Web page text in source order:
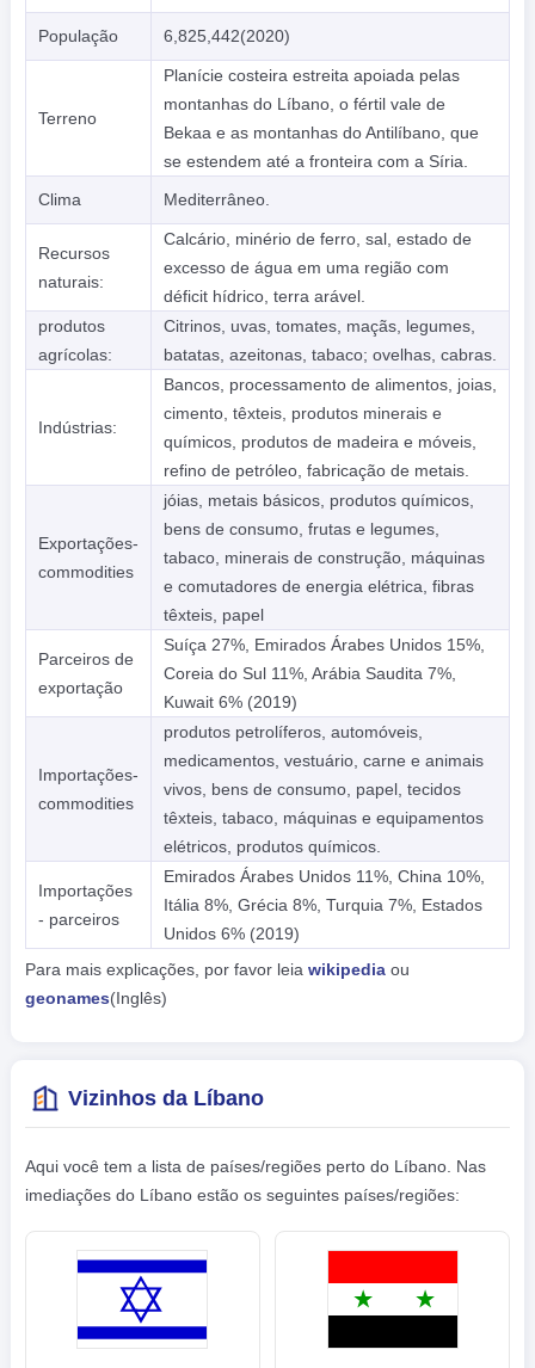
População 6,825,442(2020)
Terreno
Planície costeira estreita apoiada pelas
montanhas do Líbano, o fértil vale de
Bekaa e as montanhas do Antilíbano, que
se estendem até a fronteira com a Síria.
Clima
Mediterrâneo.
Recursos
naturais:
Calcário, minério de ferro, sal, estado de
excesso de água em uma região com
déficit hídrico, terra arável.
produtos
agrícolas:
Citrinos, uvas, tomates, maçãs, legumes,
batatas, azeitonas, tabaco; ovelhas, cabras.
Indústrias:
Bancos, processamento de alimentos, joias,
cimento, têxteis, produtos minerais e
químicos, produtos de madeira e móveis,
refino de petróleo, fabricação de metais.
Exportações-
commodities
jóias, metais básicos, produtos químicos,
bens de consumo, frutas e legumes,
tabaco, minerais de construção, máquinas
e comutadores de energia elétrica, fibras
têxteis, papel
Parceiros de
exportação
Suíça 27%, Emirados Árabes Unidos 15%,
Coreia do Sul 11%, Arábia Saudita 7%,
Kuwait 6% (2019)
Importações-
commodities
produtos petrolíferos, automóveis,
medicamentos, vestuário, carne e animais
vivos, bens de consumo, papel, tecidos
têxteis, tabaco, máquinas e equipamentos
elétricos, produtos químicos.
Importações
- parceiros
Emirados Árabes Unidos 11%, China 10%,
Itália 8%, Grécia 8%, Turquia 7%, Estados
Unidos 6% (2019)
Para mais explicações, por favor leia wikipediaou
geonames(Inglês)
Vizinhos da Líbano
Aqui você tem a lista de países/regiões perto do Líbano. Nas
imediações do Líbano estão os seguintes países/regiões: